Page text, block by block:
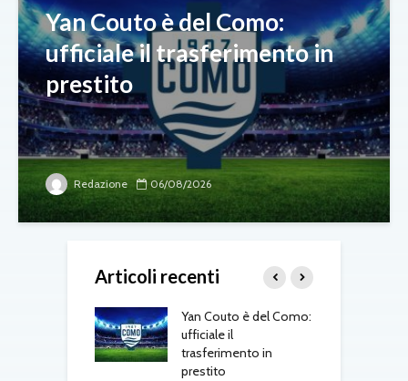
Yan Couto è del Como:
ufficiale il trasferimento in
prestito
Redazione 06/08/2026
Articoli recenti
Yan Couto è del Como:
ufficiale il
trasferimento in
prestito